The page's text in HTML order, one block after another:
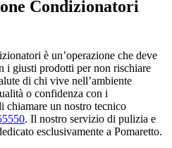
Condizionatori
è un’operazione che deve
i giusti prodotti per non rischiare
di chi vive nell’ambiente
o confidenza con i
un nostro tecnico
. Il nostro servizio di pulizia e
esclusivamente a Pomaretto.